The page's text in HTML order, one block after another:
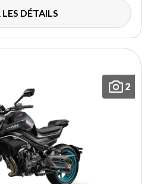
DÉTAILS
2